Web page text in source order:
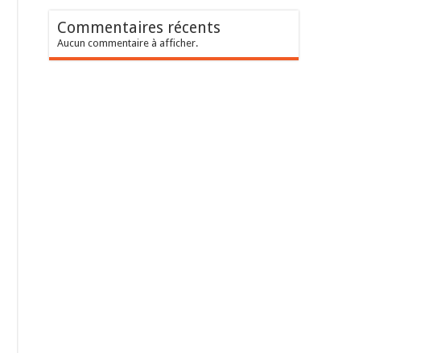
Commentaires récents
Aucun commentaire à afficher.